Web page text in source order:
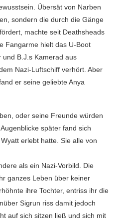
Übersät von Narben
sondern die durch die Gänge
machte seit Deathsheads
Fangarme hielt das U-Boot
B.J.s Kamerad aus
Nazi-Luftschiff verhört. Aber
er seine geliebte Anya
oder seine Freunde würden
später fand sich
erlebt hatte. Sie alle von
als ein Nazi-Vorbild. Die
ganzes Leben über keiner
ihre Tochter, entriss ihr die
Sigrun riss damit jedoch
auf sich sitzen ließ und sich mit